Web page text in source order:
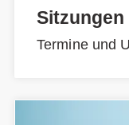
Sitzungen
Termine und